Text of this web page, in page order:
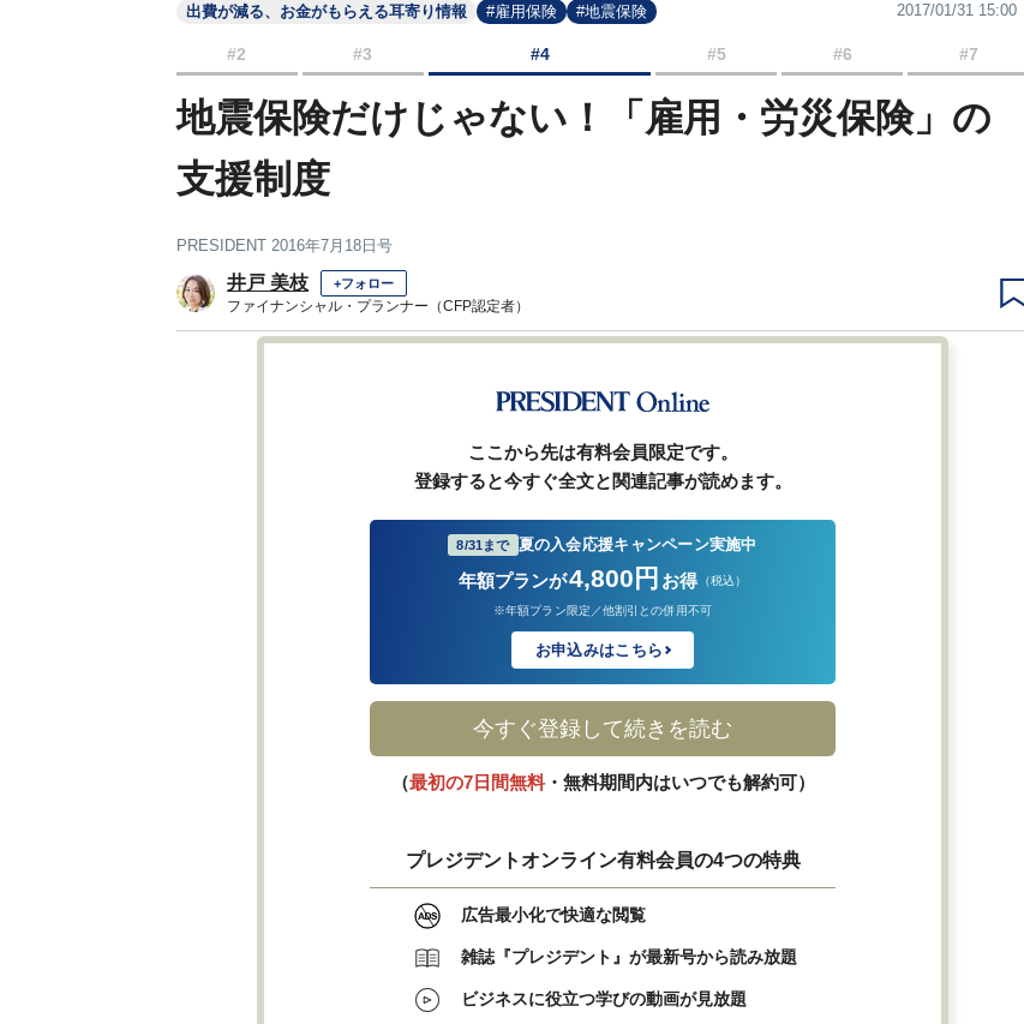
出費が減る、お金がもらえる耳寄り情報 #雇用保険 #地震保険 2017/01/31 15:00
#2 #3 #4 #5 #6 #7
地震保険だけじゃない！「雇用・労災保険」の
支援制度
PRESIDENT 2016年7月18日号
井戸 美枝 +フォロー
ファイナンシャル・プランナー（CFP認定者）
ここから先は有料会員限定です。
登録すると今すぐ全文と関連記事が読めます。
8/31まで 夏の入会応援キャンペーン実施中
年額プランが4,800円 お得 （税込）
※年額プラン限定／他割引との併用不可
お申込みはこちら
今すぐ登録して続きを読む
（最初の7日間無料・無料期間内はいつでも解約可）
プレジデントオンライン有料会員の4つの特典
広告最小化で快適な閲覧
雑誌『プレジデント』が最新号から読み放題
ビジネスに役立つ学びの動画が見放題